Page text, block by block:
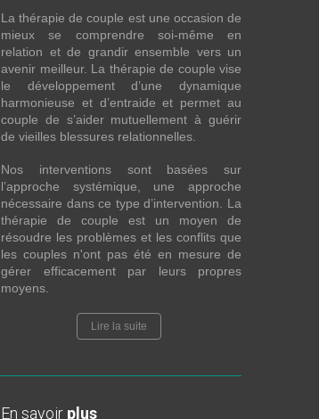
La thérapie de couple est une occasion de
mieux se comprendre soi-même en
relation et de grandir ensemble vers un
avenir meilleur. La thérapie de couple vise
le développement d’une dynamique
harmonieuse et d’entraide et permet au
couple de s’aider mutuellement à guérir
de vieilles blessures relationnelles.
Nos interventions sont basées sur
l’approche systémique, une approche
nécessaire dans ce type d’intervention. La
thérapie de couple est un moyen de
résoudre les problèmes et les conflits que
les couples n'ont pas été en mesure de
gérer efficacement par leurs propres
moyens.
Lire la suite
En savoir plus